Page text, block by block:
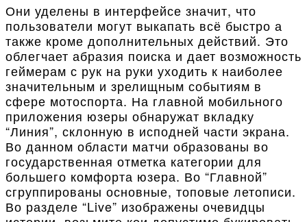
Они уделены в интерфейсе значит, что
пользователи могут выкапать всё быстро а
также кроме дополнительных действий. Это
облегчает абразия поиска и дает возможность
геймерам с рук на руки уходить к наиболее
значительным и зрелищным событиям в
сфере мотоспорта. На главной мобильного
приложения юзеры обнаружат вкладку
“Линия”, склонную в исподней части экрана.
Во данном области матчи образованы во
государственная отметка категории для
большего комфорта юзера. Во “Главной”
сгруппированы основные, топовые летописи.
Во разделе “Live” изображены очевидцы